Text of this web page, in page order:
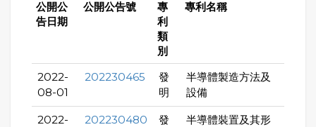
公開公
告日期
公開公告號
專
利
類
別
專利名稱
2022-
08-01
202230465
發
明
半導體製造方法及
設備
2022-
202230480
發
半導體裝置及其形